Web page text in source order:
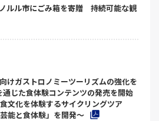
ルル市にごみ箱を寄贈 持続可能な観
けガストロノミーツーリズムの強化を
じた食体験コンテンツの発売を開始
文化を体験するサイクリングツア
能と食体験」を開発～